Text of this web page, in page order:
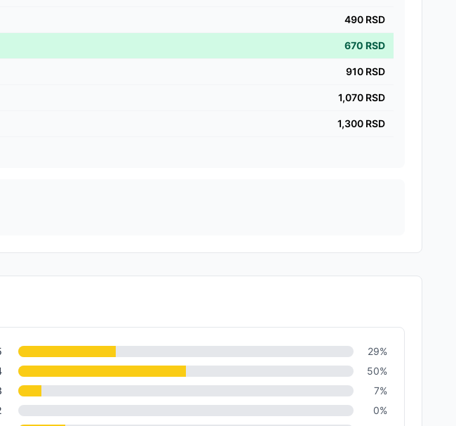
490 RSD
670 RSD
910 RSD
1,070 RSD
1,300 RSD
29%
50%
7%
0%